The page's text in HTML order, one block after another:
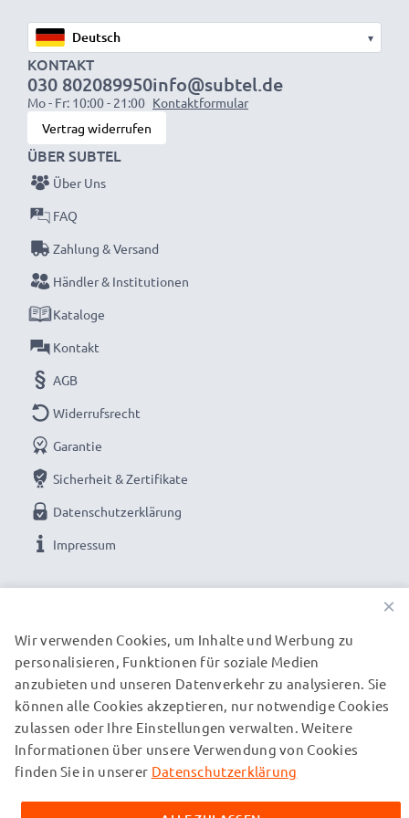
✔ Schützt Ihr Objektiv vor Stößen, Stürzen, Regen,
Staub und Schäden
Spezifikationen:
Durchmesser:Ø 77mm
Material:Kunststoff
Form: Blumen- / Tulpen- / Blütenblatt-
Brillante Fotofarben und Details mit dieser
Gegenlichtblende von CELLONIC. Bestellen Sie
jetzt für schnelle Lieferung und 3 Jahre Garantie!
▾
KONTAKT
030 802089950
Mo - Fr: 10:00 - 21:00
info@subtel.de
Kontaktformular
Vertrag widerrufen
ÜBER SUBTEL
Über Uns
FAQ
Zahlung & Versand
Händler & Institutionen
Kataloge
Kontakt
AGB
Widerrufsrecht
Garantie
Sicherheit & Zertifikate
Datenschutzerklärung
Impressum
UNSERE VERSANDPARTNER
© subtel.de 2026
Alle Preise verstehen sich inklusive Mehrwertsteuer und
zuzüglich Versandkosten. Bitte beachten Sie, dass alle
Inhaber sind und ausschließlich zur Information über unsere
×
Wir verwenden Cookies, um Inhalte und Werbung zu
personalisieren, Funktionen für soziale Medien
anzubieten und unseren Datenverkehr zu analysieren. Sie
können alle Cookies akzeptieren, nur notwendige Cookies
zulassen oder Ihre Einstellungen verwalten. Weitere
Informationen über unsere Verwendung von Cookies
finden Sie in unserer Datenschutzerklärung